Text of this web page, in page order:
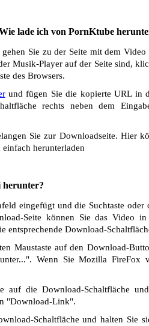
lade ich von PornKtube
Sie zu der Seite mit dem
Musik-Player auf der Seite sind,
des Browsers.
und fügen Sie die kopierte URL in
rechts neben dem
Sie zur Downloadseite. Hier
herunterladen
herunter?
eingefügt und die Suchtaste
Seite können Sie das Video in
entsprechende Download-
Maustaste auf den Download-
Wenn Sie Mozilla FireFox
auf die Download-Schaltfläche
"Download-Link".
Schaltfläche und halten Sie